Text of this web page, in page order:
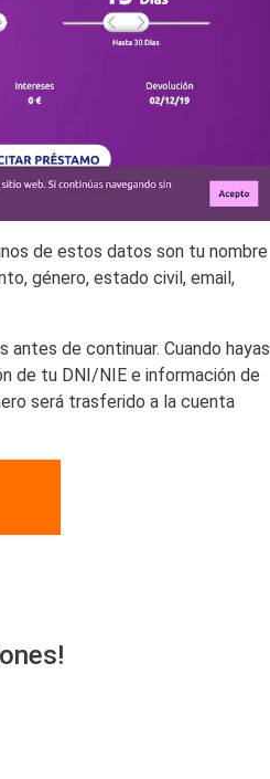
de estos datos son tu nombre
género, estado civil, email,
de continuar. Cuando hayas
de tu DNI/NIE e información de
será trasferido a la cuenta